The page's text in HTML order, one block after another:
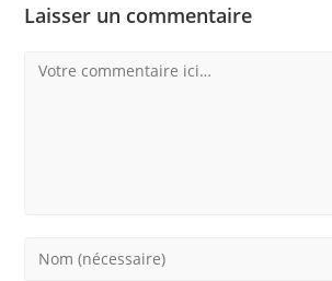
Laisser un commentaire